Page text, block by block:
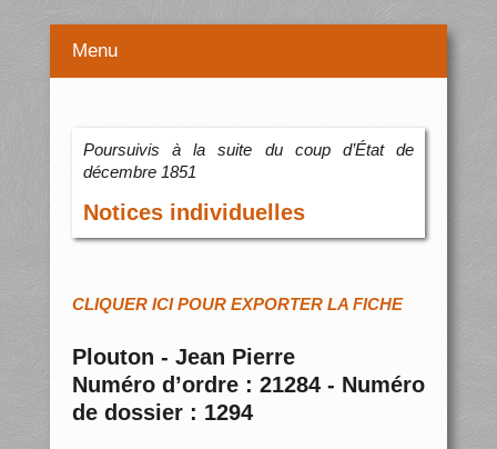
Menu
Poursuivis à la suite du coup d’État de
décembre 1851
Notices individuelles
CLIQUER ICI POUR EXPORTER LA FICHE
Plouton - Jean Pierre
Numéro d’ordre : 21284 - Numéro
de dossier : 1294